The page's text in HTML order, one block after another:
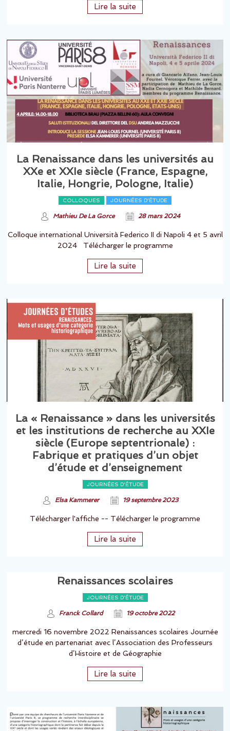
Lire la suite
La Renaissance dans les universités au
XXe et XXIe siècle (France, Espagne,
Italie, Hongrie, Pologne, Italie)
COLLOQUES JOURNÉES D'ÉTUDE
Mathieu De La Gorce 28 mars 2024
Colloque international Università Federico II di Napoli 4 et 5 avril
2024 Télécharger le programme
Lire la suite
La « Renaissance » dans les universités
et les institutions de recherche au XXIe
siècle (Europe septentrionale) :
Fabrique et pratiques d’un objet
d’étude et d’enseignement
JOURNÉES D'ÉTUDE
Elsa Kammerer 19 septembre 2023
Télécharger l'affiche -- Télécharger le programme
Lire la suite
Renaissances scolaires
JOURNÉES D'ÉTUDE
Franck Collard 19 octobre 2022
mercredi 16 novembre 2022 Renaissances scolaires Journée
d’étude en partenariat avec l’Association des Professeurs
d’Histoire et de Géographie
Lire la suite